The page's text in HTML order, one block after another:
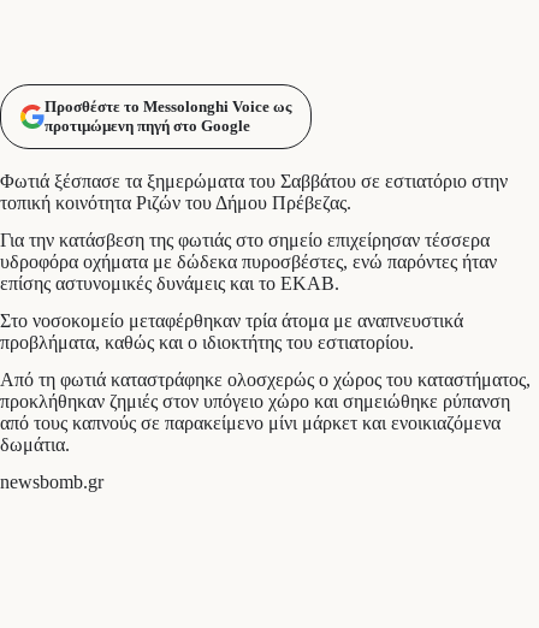
Προσθέστε το Messolonghi Voice ως
προτιμώμενη πηγή στο Google
Φωτιά ξέσπασε τα ξημερώματα του Σαββάτου σε εστιατόριο στην
τοπική κοινότητα Ριζών του Δήμου Πρέβεζας.
Για την κατάσβεση της φωτιάς στο σημείο επιχείρησαν τέσσερα
υδροφόρα οχήματα με δώδεκα πυροσβέστες, ενώ παρόντες ήταν
επίσης αστυνομικές δυνάμεις και το ΕΚΑΒ.
Στο νοσοκομείο μεταφέρθηκαν τρία άτομα με αναπνευστικά
προβλήματα, καθώς και ο ιδιοκτήτης του εστιατορίου.
Από τη φωτιά καταστράφηκε ολοσχερώς ο χώρος του καταστήματος,
προκλήθηκαν ζημιές στον υπόγειο χώρο και σημειώθηκε ρύπανση
από τους καπνούς σε παρακείμενο μίνι μάρκετ και ενοικιαζόμενα
δωμάτια.
newsbomb.gr